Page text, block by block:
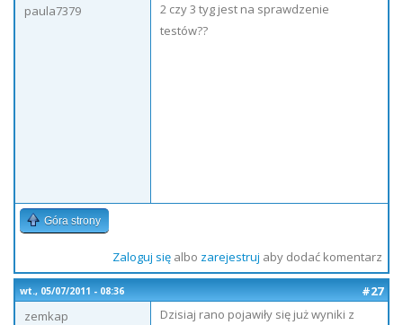
paula7379
2 czy 3 tyg jest na sprawdzenie
testów??
Góra strony
Zaloguj sięalbo zarejestruj aby dodać komentarz
wt., 05/07/2011 - 08:36
#27
zemkap
Dzisiaj rano pojawiły się już wyniki z